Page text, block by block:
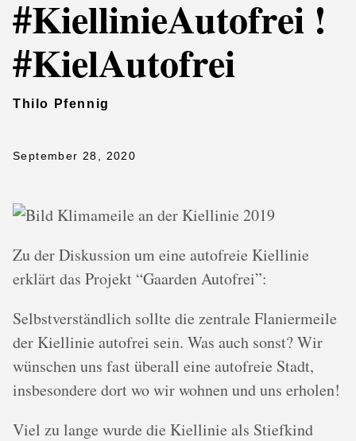
#KiellinieAutofrei !
#KielAutofrei
Thilo Pfennig
September 28, 2020
Klimameile an der Kiellinie 2019
Zu der Diskussion um eine autofreie Kiellinie
erklärt das Projekt “Gaarden Autofrei”:
Selbstverständlich sollte die zentrale Flaniermeile
der Kiellinie autofrei sein. Was auch sonst? Wir
wünschen uns fast überall eine autofreie Stadt,
insbesondere dort wo wir wohnen und uns erholen!
Viel zu lange wurde die Kiellinie als Stiefkind